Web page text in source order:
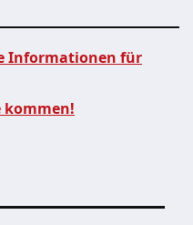
Informationen für
kommen!